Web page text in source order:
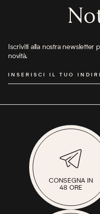
Iscriviti alla nostra newsletter
novità.
INSERISCI IL TUO
CONSEGNA IN
48 ORE